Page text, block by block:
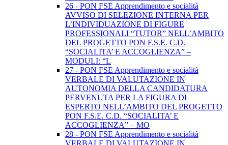
26 - PON FSE Apprendimento e socialità
AVVISO DI SELEZIONE INTERNA PER
L’INDIVIDUAZIONE DI FIGURE
PROFESSIONALI “TUTOR” NELL’AMBITO
DEL PROGETTO PON F.S.E. C.D.
“SOCIALITA’ E ACCOGLIENZA” –
MODULI: “L
27 - PON FSE Apprendimento e socialità
VERBALE DI VALUTAZIONE IN
AUTONOMIA DELLA CANDIDATURA
PERVENUTA PER LA FIGURA DI
ESPERTO NELL’AMBITO DEL PROGETTO
PON F.S.E. C.D. “SOCIALITA’ E
ACCOGLIENZA” – MO
28 - PON FSE Apprendimento e socialità